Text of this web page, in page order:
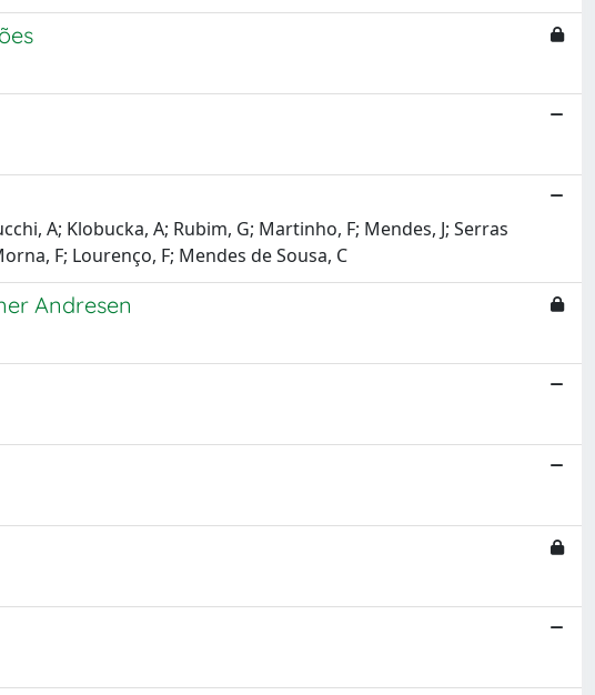
A; Klobucka, A; Rubim, G; Martinho, F; Mendes, J; Serras
F; Lourenço, F; Mendes de Sousa, C
Andresen